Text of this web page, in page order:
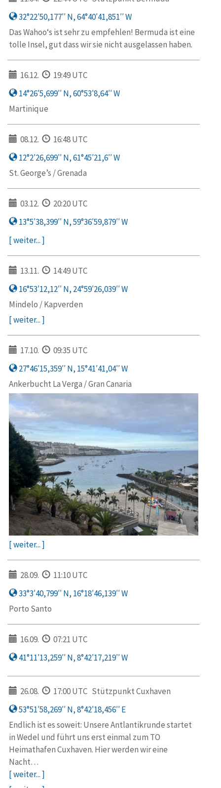
32°22′50,177′′ N, 64°40′41,851′′ W
Das Wahoo‘s ist sehr zu empfehlen! Bermuda ist eine
tolle Insel, gut dass wir sie nicht ausgelassen haben.
16.12.
19:49 UTC
14°26′5,699′′ N, 60°53′8,64′′ W
Martinique
08.12.
16:48 UTC
12°2′26,699′′ N, 61°45′21,6′′ W
St. George’s / Grenada
03.12.
20:20 UTC
13°5′38,399′′ N, 59°36′59,879′′ W
[ weiter... ]
13.11.
14:49 UTC
16°53′12,12′′ N, 24°59′26,039′′ W
Mindelo / Kapverden
[ weiter... ]
17.10.
09:35 UTC
27°46′15,359′′ N, 15°41′41,04′′ W
Ankerbucht La Verga / Gran Canaria
[ weiter... ]
28.09.
11:10 UTC
33°3′40,799′′ N, 16°18′46,139′′ W
Porto Santo
16.09.
07:21 UTC
41°11′13,259′′ N, 8°42′17,219′′ W
26.08. 17:00 UTC Stützpunkt Cuxhaven
53°51′58,269′′ N, 8°42′18,456′′ E
Endlich ist es soweit: Unsere Antlantikrunde startet
in Wedel und führt uns erst einmal zum TO
Heimathafen Cuxhaven. Hier werden wir eine
Nacht…
[ weiter... ]